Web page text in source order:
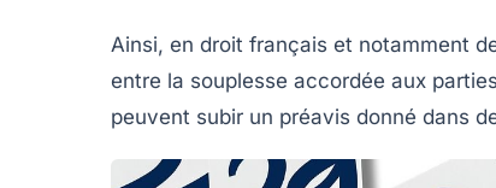
Ainsi, en droit français et notamment
entre la souplesse accordée aux
peuvent subir un préavis donné dans